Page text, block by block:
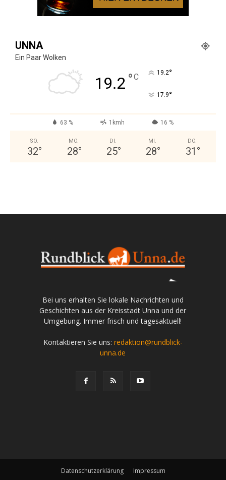
UNNA
Ein Paar Wolken
19.2 °C 19.2°
17.9°
63 % 1kmh 16 %
SO.
32°
MO.
28°
DI.
25°
MI.
28°
DO.
31 °
Bei uns erhalten Sie lokale Nachrichten und
Geschichten aus der Kreisstadt Unna und der
Umgebung. Immer frisch und tagesaktuell!
Kontaktieren Sie uns: redaktion@rundblick-
unna.de
Datenschutzerklärung Impressum